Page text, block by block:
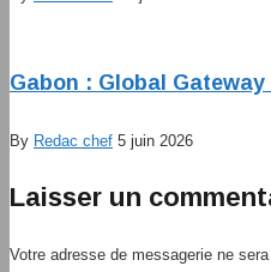
Gabon : Global
By Redac chef 5 juin 2026
Laisser un
Votre adresse de messagerie ne sera